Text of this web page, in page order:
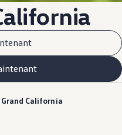
Grand California